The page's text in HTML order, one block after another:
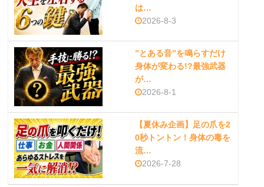
は…
2026-8-3
”とある音”を鳴らすだけ
身体が変わる!?最強武器
が…
2026-8-1
【夏休み企画】足の爪を2
0秒トントン！身体の毒を
流…
2026-7-28